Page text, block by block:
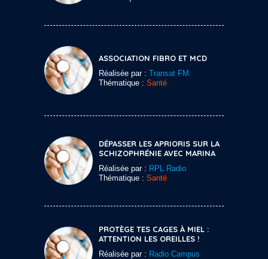
ASSOCIATION FIBRO ET MCD
Réalisée par : Transat FM
Thématique : Santé
DÉPASSER LES APRIORIS SUR LA
SCHIZOPHRÉNIE AVEC MARINA
Réalisée par : RPL Radio
Thématique : Santé
PROTÈGE TES CAGES À MIEL :
ATTENTION LES OREILLES !
Réalisée par : Radio Campus